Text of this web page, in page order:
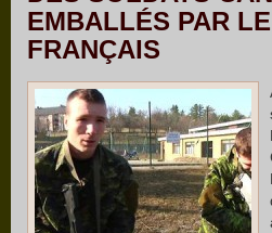
EMBALLÉS PAR
FRANÇAIS